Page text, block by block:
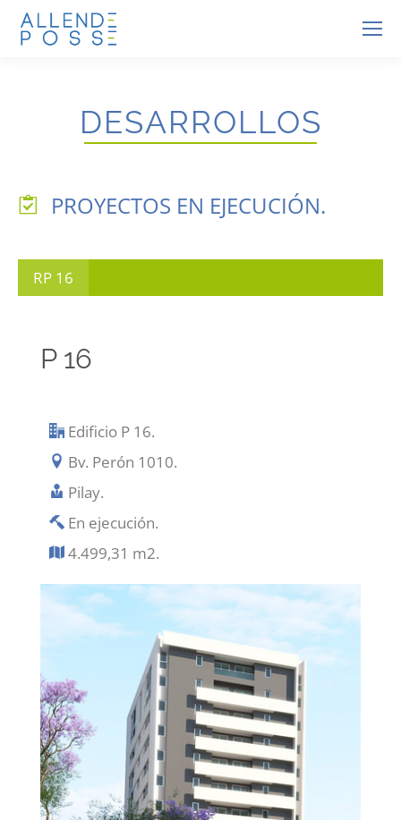
DESARROLLOS
PROYECTOS EN EJECUCIÓN.
RP 16
P 16
Edificio P 16.
Bv. Perón 1010.
Pilay.
En ejecución.
4.499,31 m2.